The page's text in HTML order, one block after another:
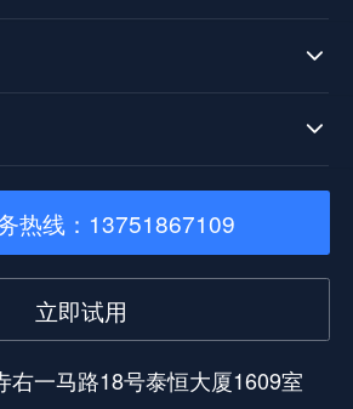
热线：13751867109
立即试用
右一马路18号泰恒大厦1609室